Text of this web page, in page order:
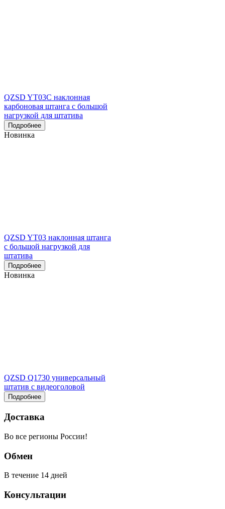
QZSD YT03C наклонная
карбоновая штанга с большой
нагрузкой для штатива
Подробнее
Новинка
QZSD YT03 наклонная штанга
с большой нагрузкой для
штатива
Подробнее
Новинка
QZSD Q1730 универсальный
штатив с видеоголовой
Подробнее
Доставка
Во все регионы России!
Обмен
В течение 14 дней
Консультации